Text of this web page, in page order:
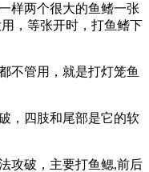
两个很大的鱼鳍一张
，等张开时，打鱼鳍下
管用，就是打灯笼鱼
四肢和尾部是它的软
破，主要打鱼鳃,前后